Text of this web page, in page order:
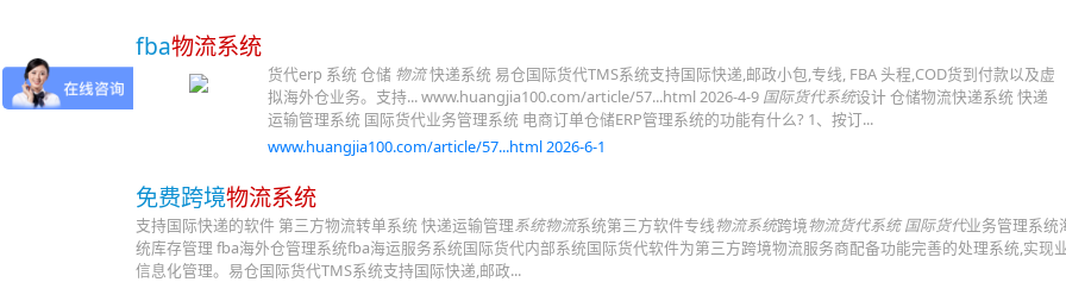
fba物流系统
货代erp 系统 仓储 物流快递系统 易仓国际货代TMS系统支持国际快递,邮政小包,专线, FBA 头程,COD货到付款以及虚
拟海外仓业务。支持... www.huangjia100.com/article/57...html 2026-4-9 国际货代系统设计 仓储物流快递系统 快递
运输管理系统 国际货代业务管理系统 电商订单仓储ERP管理系统的功能有什么? 1、按订...
www.huangjia100.com/article/57...html 2026-6-1
免费跨境物流系统
支持国际快递的软件 第三方物流转单系统 快递运输管理系统物流系统第三方软件专线物流系统跨境物流货代系统 国际货代业务管理系统
统库存管理 fba海外仓管理系统fba海运服务系统国际货代内部系统国际货代软件为第三方跨境物流服务商配备功能完善的处理系统,实现
信息化管理。易仓国际货代TMS系统支持国际快递,邮政...